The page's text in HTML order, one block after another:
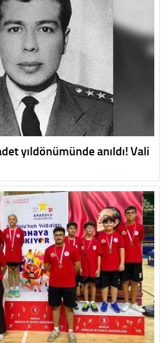
yıldönümünde anıldı! Vali